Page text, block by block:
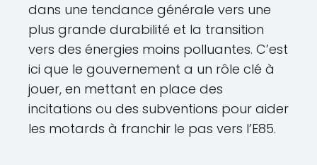
dans une tendance générale vers une
plus grande durabilité et la transition
vers des énergies moins polluantes. C’est
ici que le gouvernement a un rôle clé à
jouer, en mettant en place des
incitations ou des subventions pour aider
les motards à franchir le pas vers l’E85.